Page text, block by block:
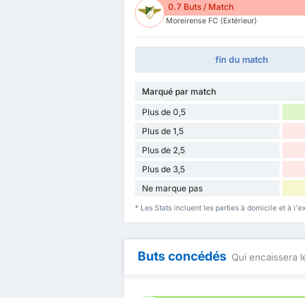
0.7 Buts / Match
Moreirense FC (Extérieur)
fin du match
Marqué par match
Plus de 0,5
Plus de 1,5
Plus de 2,5
Plus de 3,5
Ne marque pas
* Les Stats incluent les parties à domicile et à
Buts concédés Qui encaissera